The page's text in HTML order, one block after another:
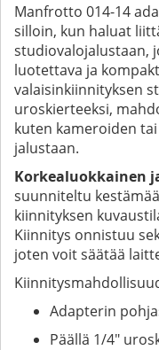
Manfrotto 014-14
silloin, kun haluat
studiovalojalustaan,
luotettava ja
valaisinkiinnityksen
uroskierteeksi,
kuten kameroiden
jalustaan.
Korkealuokkainen
suunniteltu
kiinnityksen
Kiinnitys onnistuu
joten voit säätää
Adapterin
Päällä 1/4"